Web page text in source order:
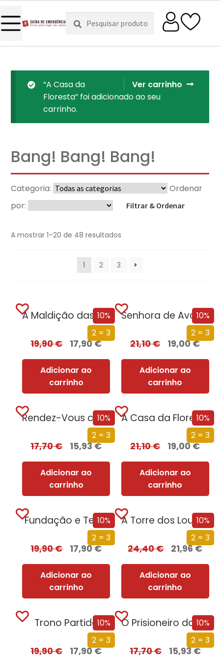
Pesquisar
por:
Pesquisa
Ver carrinho
“A Casa da
Floresta” foi adicionado ao seu
carrinho.
Bang! Bang! Bang!
Categoria:
Ordenar
por:
Filtrar & Ordenar
A mostrar 1–20 de 48 resultados
1 2 3
10%
2 = 3
A Maldição das Santas
19,90€ 17,90€
Adicionar ao
carrinho
10%
2 = 3
Senhora de Avalon
21,10€ 19,00€
Adicionar ao
carrinho
10%
2 = 3
Rendez-Vous com Rama
17,70€ 15,93€
Adicionar ao
carrinho
10%
2 = 3
A Casa da Floresta
21,10€ 19,00€
Adicionar ao
carrinho
10%
2 = 3
Fundação e Terra
19,90€ 17,90€
Adicionar ao
carrinho
10%
2 = 3
A Torre dos Loucos
24,40€ 21,96€
Adicionar ao
carrinho
10%
2 = 3
Trono Partido
19,90€ 17,90€
10%
2 = 3
O Prisioneiro da Árvore
17,70€ 15,93€